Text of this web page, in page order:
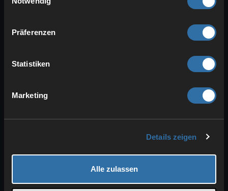
Präferenzen
Statistiken
Marketing
Details zeigen
Alle zulassen
Texturenpack erneut. Es erscheint das
Maus loslässt, sollte die Angel ohne
wertvolle Items?